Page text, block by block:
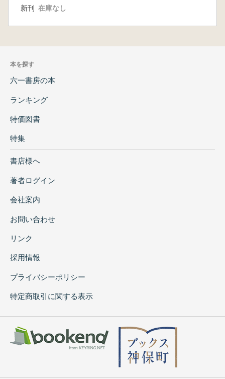
新刊 在庫なし
本を探す
六一書房の本
ランキング
特価図書
特集
書店様へ
著者ログイン
会社案内
お問い合わせ
リンク
採用情報
プライバシーポリシー
特定商取引に関する表示